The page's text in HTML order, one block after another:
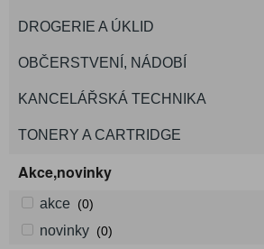
DROGERIE A ÚKLID
OBČERSTVENÍ, NÁDOBÍ
KANCELÁŘSKÁ TECHNIKA
TONERY A CARTRIDGE
Akce,novinky
akce (0)
novinky (0)